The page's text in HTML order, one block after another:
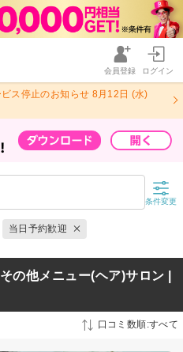
会員登録 ログイン
ス停止のお知らせ 8月12日 (水)
条件変更
当日予約歓迎
の他メニュー(ヘア)サロン |
口コミ数順:すべて